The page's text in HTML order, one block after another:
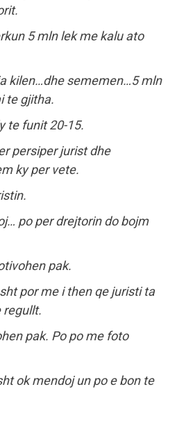
5 mln lek me kalu ato
kilen…dhe sememen…5 mln
te gjitha.
te funit 20-15.
persiper jurist dhe
ky per vete.
po per drejtorin do bojm
pak.
por me i then qe juristi ta
regullt.
pak. Po po me foto
ok mendoj un po e bon te